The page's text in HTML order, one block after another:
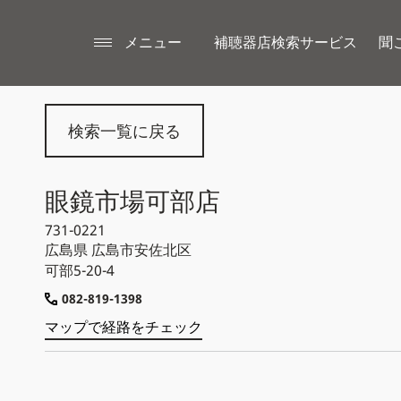
メニュー 補聴器店検索サービス 聞
検索一覧に戻る
眼鏡市場可部店
731-0221
広島県 広島市安佐北区
可部5-20-4
082-819-1398
マップで経路をチェック